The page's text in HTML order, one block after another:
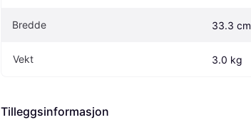
Bredde 33.3 cm
Vekt 3.0 kg
Tilleggsinformasjon